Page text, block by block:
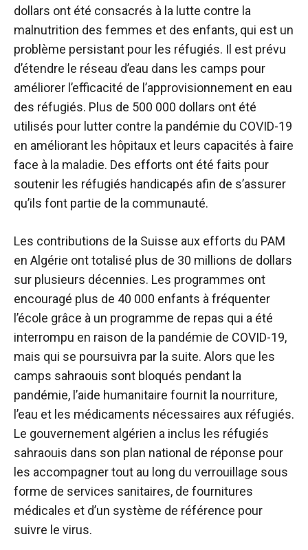
dollars ont été consacrés à la lutte contre la
malnutrition des femmes et des enfants, qui est un
problème persistant pour les réfugiés. Il est prévu
d’étendre le réseau d’eau dans les camps pour
améliorer l’efficacité de l’approvisionnement en eau
des réfugiés. Plus de 500 000 dollars ont été
utilisés pour lutter contre la pandémie du COVID-19
en améliorant les hôpitaux et leurs capacités à faire
face à la maladie. Des efforts ont été faits pour
soutenir les réfugiés handicapés afin de s’assurer
qu’ils font partie de la communauté.
Les contributions de la Suisse aux efforts du PAM
en Algérie ont totalisé plus de 30 millions de dollars
sur plusieurs décennies. Les programmes ont
encouragé plus de 40 000 enfants à fréquenter
l’école grâce à un programme de repas qui a été
interrompu en raison de la pandémie de COVID-19,
mais qui se poursuivra par la suite. Alors que les
camps sahraouis sont bloqués pendant la
pandémie, l’aide humanitaire fournit la nourriture,
l’eau et les médicaments nécessaires aux réfugiés.
Le gouvernement algérien a inclus les réfugiés
sahraouis dans son plan national de réponse pour
les accompagner tout au long du verrouillage sous
forme de services sanitaires, de fournitures
médicales et d’un système de référence pour
suivre le virus.